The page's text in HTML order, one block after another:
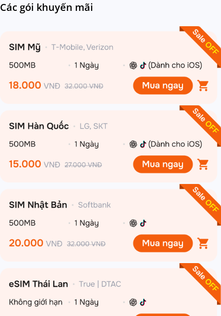
Các gói khuyến mãi